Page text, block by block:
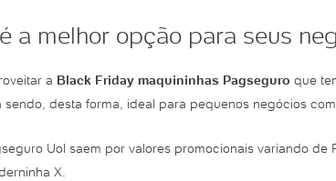
a melhor opção para seus
a Black Friday maquininhas Pagseguro que
desta forma, ideal para pequenos negócios
Uol saem por valores promocionais variando de
X.